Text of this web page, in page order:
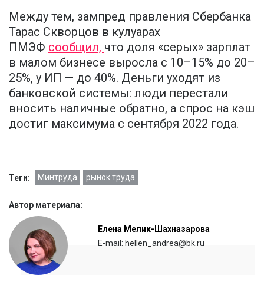
Между тем, зампред правления Сбербанка
Тарас Скворцов в кулуарах
ПМЭФ сообщил, что доля «серых» зарплат
в малом бизнесе выросла с 10–15% до 20–
25%, у ИП — до 40%. Деньги уходят из
банковской системы: люди перестали
вносить наличные обратно, а спрос на кэш
достиг максимума с сентября 2022 года.
Теги: Минтруда рынок труда
Автор материала:
Елена Мелик-Шахназарова
E-mail: hellen_andrea@bk.ru